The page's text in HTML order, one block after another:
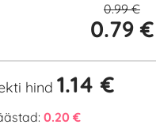
0.99 €
0.79 €
hind 1.14 €
0.20 €